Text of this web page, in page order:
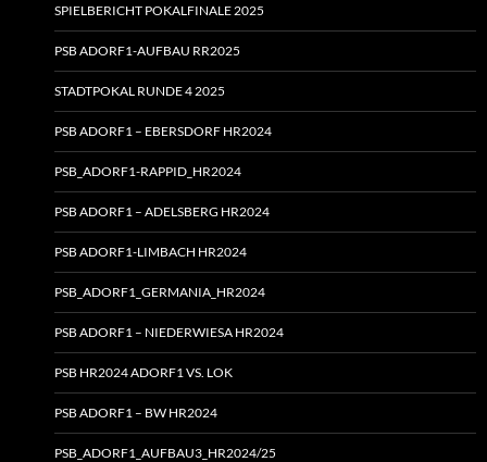
SPIELBERICHT POKALFINALE 2025
PSB ADORF1-AUFBAU RR2025
STADTPOKAL RUNDE 4 2025
PSB ADORF1 – EBERSDORF HR2024
PSB_ADORF1-RAPPID_HR2024
PSB ADORF1 – ADELSBERG HR2024
PSB ADORF1-LIMBACH HR2024
PSB_ADORF1_GERMANIA_HR2024
PSB ADORF1 – NIEDERWIESA HR2024
PSB HR2024 ADORF1 VS. LOK
PSB ADORF1 – BW HR2024
PSB_ADORF1_AUFBAU3_HR2024/25